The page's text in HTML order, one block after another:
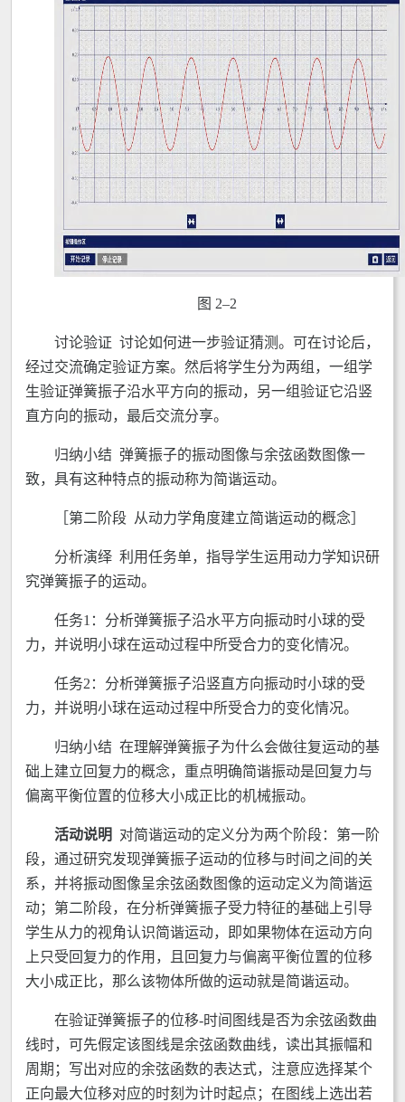
图 2–2
讨论验证 讨论如何进一步验证猜测。可在讨论后，
经过交流确定验证方案。然后将学生分为两组，一组学
生验证弹簧振子沿水平方向的振动，另一组验证它沿竖
直方向的振动，最后交流分享。
归纳小结 弹簧振子的振动图像与余弦函数图像一
致，具有这种特点的振动称为简谐运动。
［第二阶段 从动力学角度建立简谐运动的概念］
分析演绎 利用任务单，指导学生运用动力学知识研
究弹簧振子的运动。
任务1：分析弹簧振子沿水平方向振动时小球的受
力，并说明小球在运动过程中所受合力的变化情况。
任务2：分析弹簧振子沿竖直方向振动时小球的受
力，并说明小球在运动过程中所受合力的变化情况。
归纳小结 在理解弹簧振子为什么会做往复运动的基
础上建立回复力的概念，重点明确简谐振动是回复力与
偏离平衡位置的位移大小成正比的机械振动。
活动说明
对简谐运动的定义分为两个阶段：第一阶
段，通过研究发现弹簧振子运动的位移与时间之间的关
系，并将振动图像呈余弦函数图像的运动定义为简谐运
动；第二阶段，在分析弹簧振子受力特征的基础上引导
学生从力的视角认识简谐运动，即如果物体在运动方向
上只受回复力的作用，且回复力与偏离平衡位置的位移
大小成正比，那么该物体所做的运动就是简谐运动。
在验证弹簧振子的位移-时间图线是否为余弦函数曲
线时，可先假定该图线是余弦函数曲线，读出其振幅和
周期；写出对应的余弦函数的表达式，注意应选择某个
正向最大位移对应的时刻为计时起点；在图线上选出若